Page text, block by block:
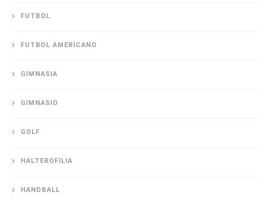
FUTBOL
FUTBOL AMERICANO
GIMNASIA
GIMNASIO
GOLF
HALTEROFILIA
HANDBALL